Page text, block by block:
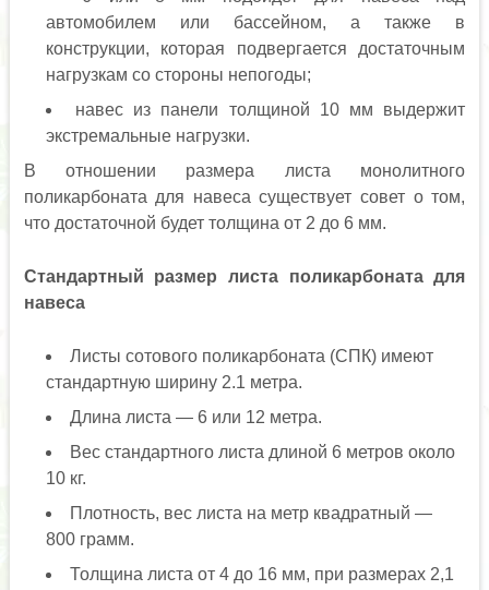
автомобилем или бассейном, а также в
конструкции, которая подвергается достаточным
нагрузкам со стороны непогоды;
навес из панели толщиной 10 мм выдержит
экстремальные нагрузки.
В отношении размера листа монолитного
поликарбоната для навеса существует совет о том,
что достаточной будет толщина от 2 до 6 мм.
Стандартный размер листа поликарбоната для
навеса
Листы сотового поликарбоната (СПК) имеют
стандартную ширину 2.1 метра.
Длина листа — 6 или 12 метра.
Вес стандартного листа длиной 6 метров около
10 кг.
Плотность, вес листа на метр квадратный —
800 грамм.
Толщина листа от 4 до 16 мм, при размерах 2,1